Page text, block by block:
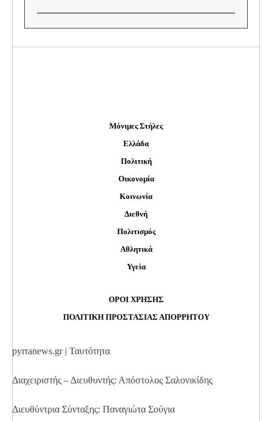
Μόνιμες Στήλες
Ελλάδα
Πολιτική
Οικονομία
Κοινωνία
Διεθνή
Πολιτισμός
Αθλητικά
Υγεία
ΟΡΟΙ ΧΡΗΣΗΣ
ΠΟΛΙΤΙΚΗ ΠΡΟΣΤΑΣΙΑΣ ΑΠΟΡΡΗΤΟΥ
pyrranews.gr | Ταυτότητα
Διαχειριστής – Διευθυντής: Απόστολος Σαλονικίδης
Διευθύντρια Σύνταξης: Παναγιώτα Σούγια